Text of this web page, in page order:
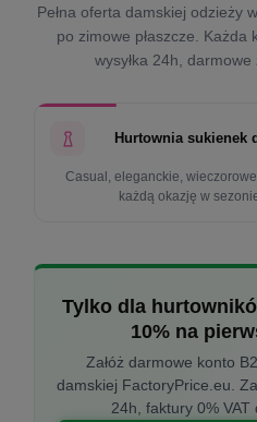
Pełna oferta damskiej odzieży
po zimowe płaszcze.
wysyłka 24h,
Hurtownia sukienek
Casual, eleganckie,
każdą okazję w
Tylko dla
10% na
Załóż darmowe konto
damskiej FactoryPrice.eu.
24h, faktury 0% VAT